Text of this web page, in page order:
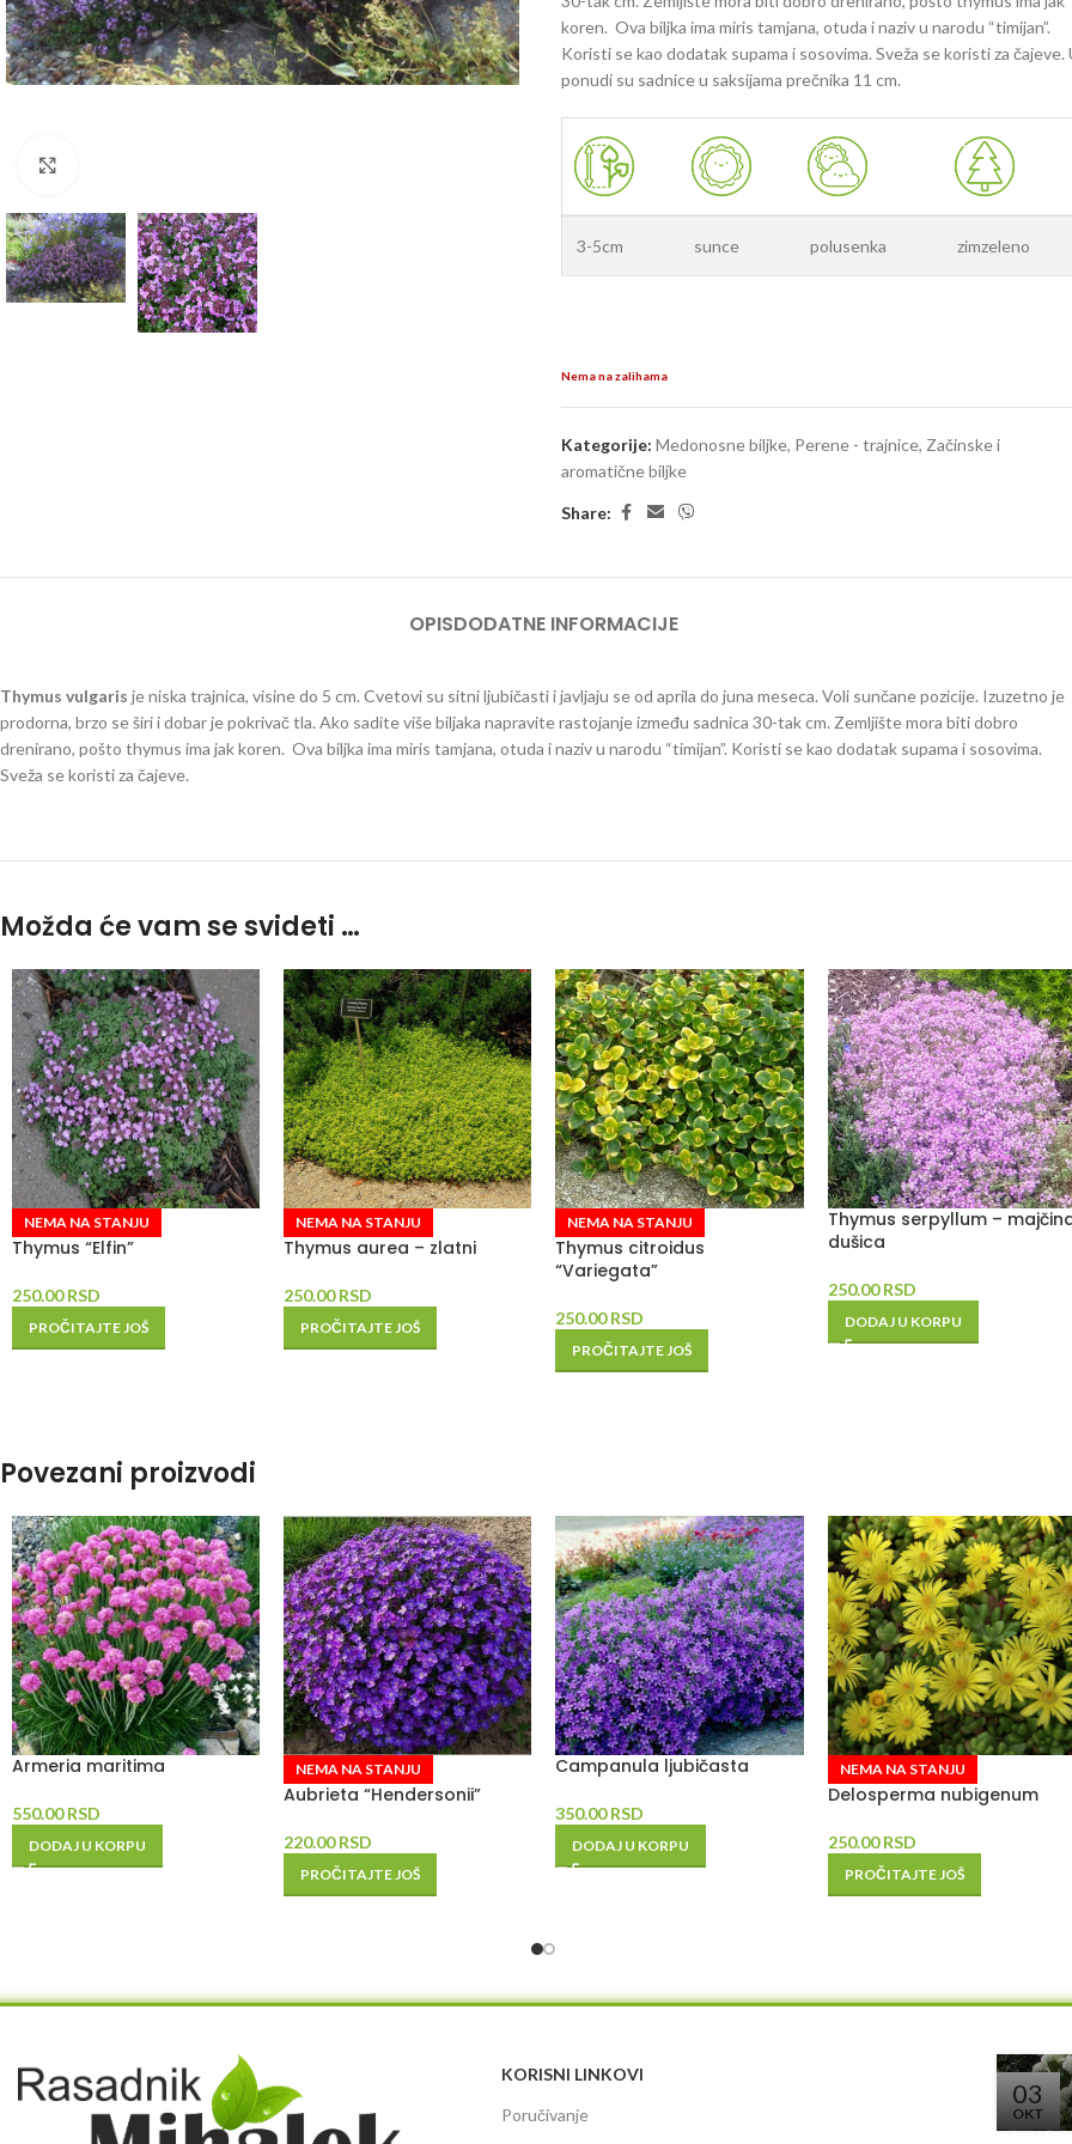
koren. Ova biljka ima miris tamjana, otuda i naziv u narodu “timijan”.
Koristi se kao dodatak supama i sosovima. Sveža se koristi za čajeve.
ponudi su sadnice u saksijama prečnika 11 cm.
3-5cm sunce polusenka zimzeleno
Nema na zalihama
Kategorije: Medonosne biljke, Perene - trajnice, Začinske i
aromatične biljke
Share:
OPISDODATNE INFORMACIJE
Thymus vulgaris je niska trajnica, visine do 5 cm. Cvetovi su sitni ljubičasti i javljaju se od aprila do juna meseca. Voli sunčane pozicije. Izuzetno je
prodorna, brzo se širi i dobar je pokrivač tla. Ako sadite više biljaka napravite rastojanje između sadnica 30-tak cm. Zemljište mora biti dobro
drenirano, pošto thymus ima jak koren. Ova biljka ima miris tamjana, otuda i naziv u narodu “timijan”. Koristi se kao dodatak supama i sosovima.
Sveža se koristi za čajeve.
Možda će vam se svideti …
NEMA NA STANJU
Thymus “Elfin”
250.00RSD
PROČITAJTE JOŠ
NEMA NA STANJU
Thymus aurea – zlatni
250.00RSD
PROČITAJTE JOŠ
NEMA NA STANJU
Thymus citroidus
“Variegata”
250.00RSD
PROČITAJTE JOŠ
Thymus serpyllum –
dušica
250.00RSD
DODAJ U KORPU
Povezani proizvodi
Armeria maritima
550.00RSD
DODAJ U KORPU
NEMA NA STANJU
Aubrieta “Hendersonii”
220.00RSD
PROČITAJTE JOŠ
Campanula ljubičasta
350.00RSD
DODAJ U KORPU
NEMA NA STANJU
Delosperma nubigenum
250.00RSD
PROČITAJTE JOŠ
KORISNI LINKOVI
Poručivanje
03
OKT